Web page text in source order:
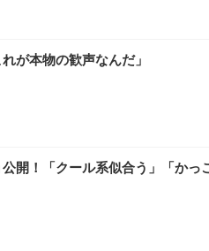
が本物の歓声なんだ」
開！「クール系似合う」「かっ